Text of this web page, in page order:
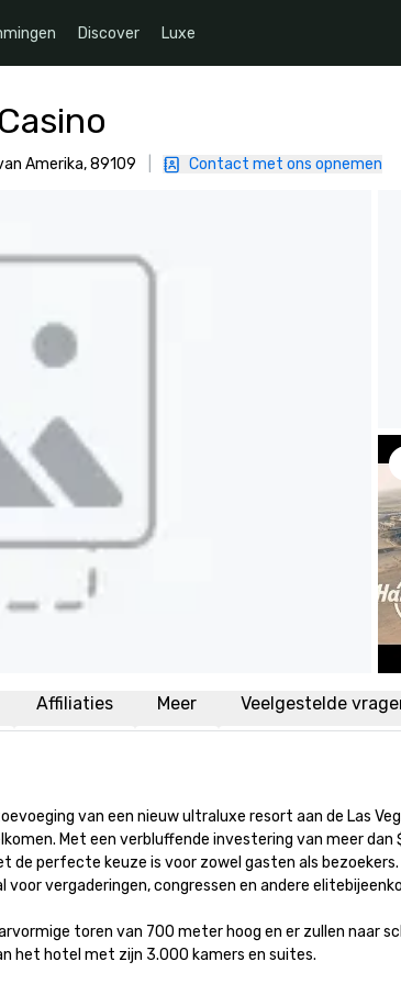
Discover Luxe
Amerika, 89109 Contact met ons opnemen
Affiliaties Meer Veelgestelde
van een nieuw ultraluxe resort aan de Las
Met een verbluffende investering van meer
perfecte keuze is voor zowel gasten als
vergaderingen, congressen en andere
toren van 700 meter hoog en er zullen naar
het hotel met zijn 3.000 kamers en suites.